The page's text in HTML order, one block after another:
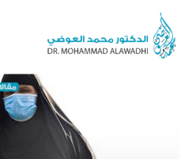
تخطي
إلى
المحتوى